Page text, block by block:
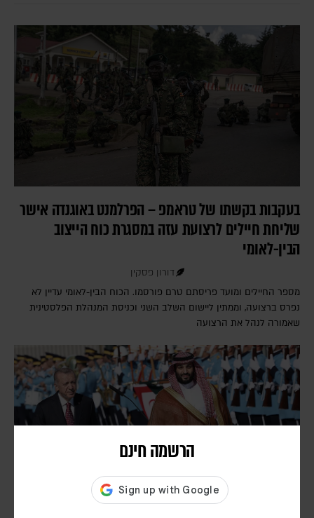
הרשמה חינם
בעקבות בקשתו של טראמפ – הפרלמנט באוגנדה אישר
שליחת חיילים לרצועת עזה במסגרת כוח הייצוב
הבין-לאומי
דורון פסקין
מספר החיילים ומועד פריסתם טרם פורסמו. הכוח הבין-לאומי עדיין לא
נפרס ברצועה, וממתין ליישום השלב השני וכניסת המנהלת הפלסטינית
שאמורה לנהל את הרצועה